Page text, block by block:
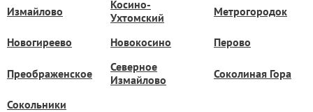
Измайлово
Косино-
Ухтомский
Метрогородок
Новогиреево Новокосино Перово
Преображенское
Северное
Измайлово
Соколиная Гора
Сокольники